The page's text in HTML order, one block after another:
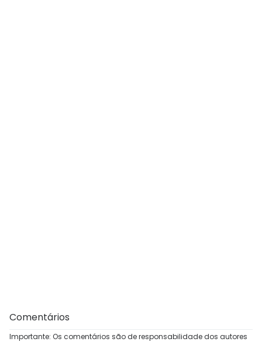
Comentários
Importante: Os comentários são de responsabilidade dos autores